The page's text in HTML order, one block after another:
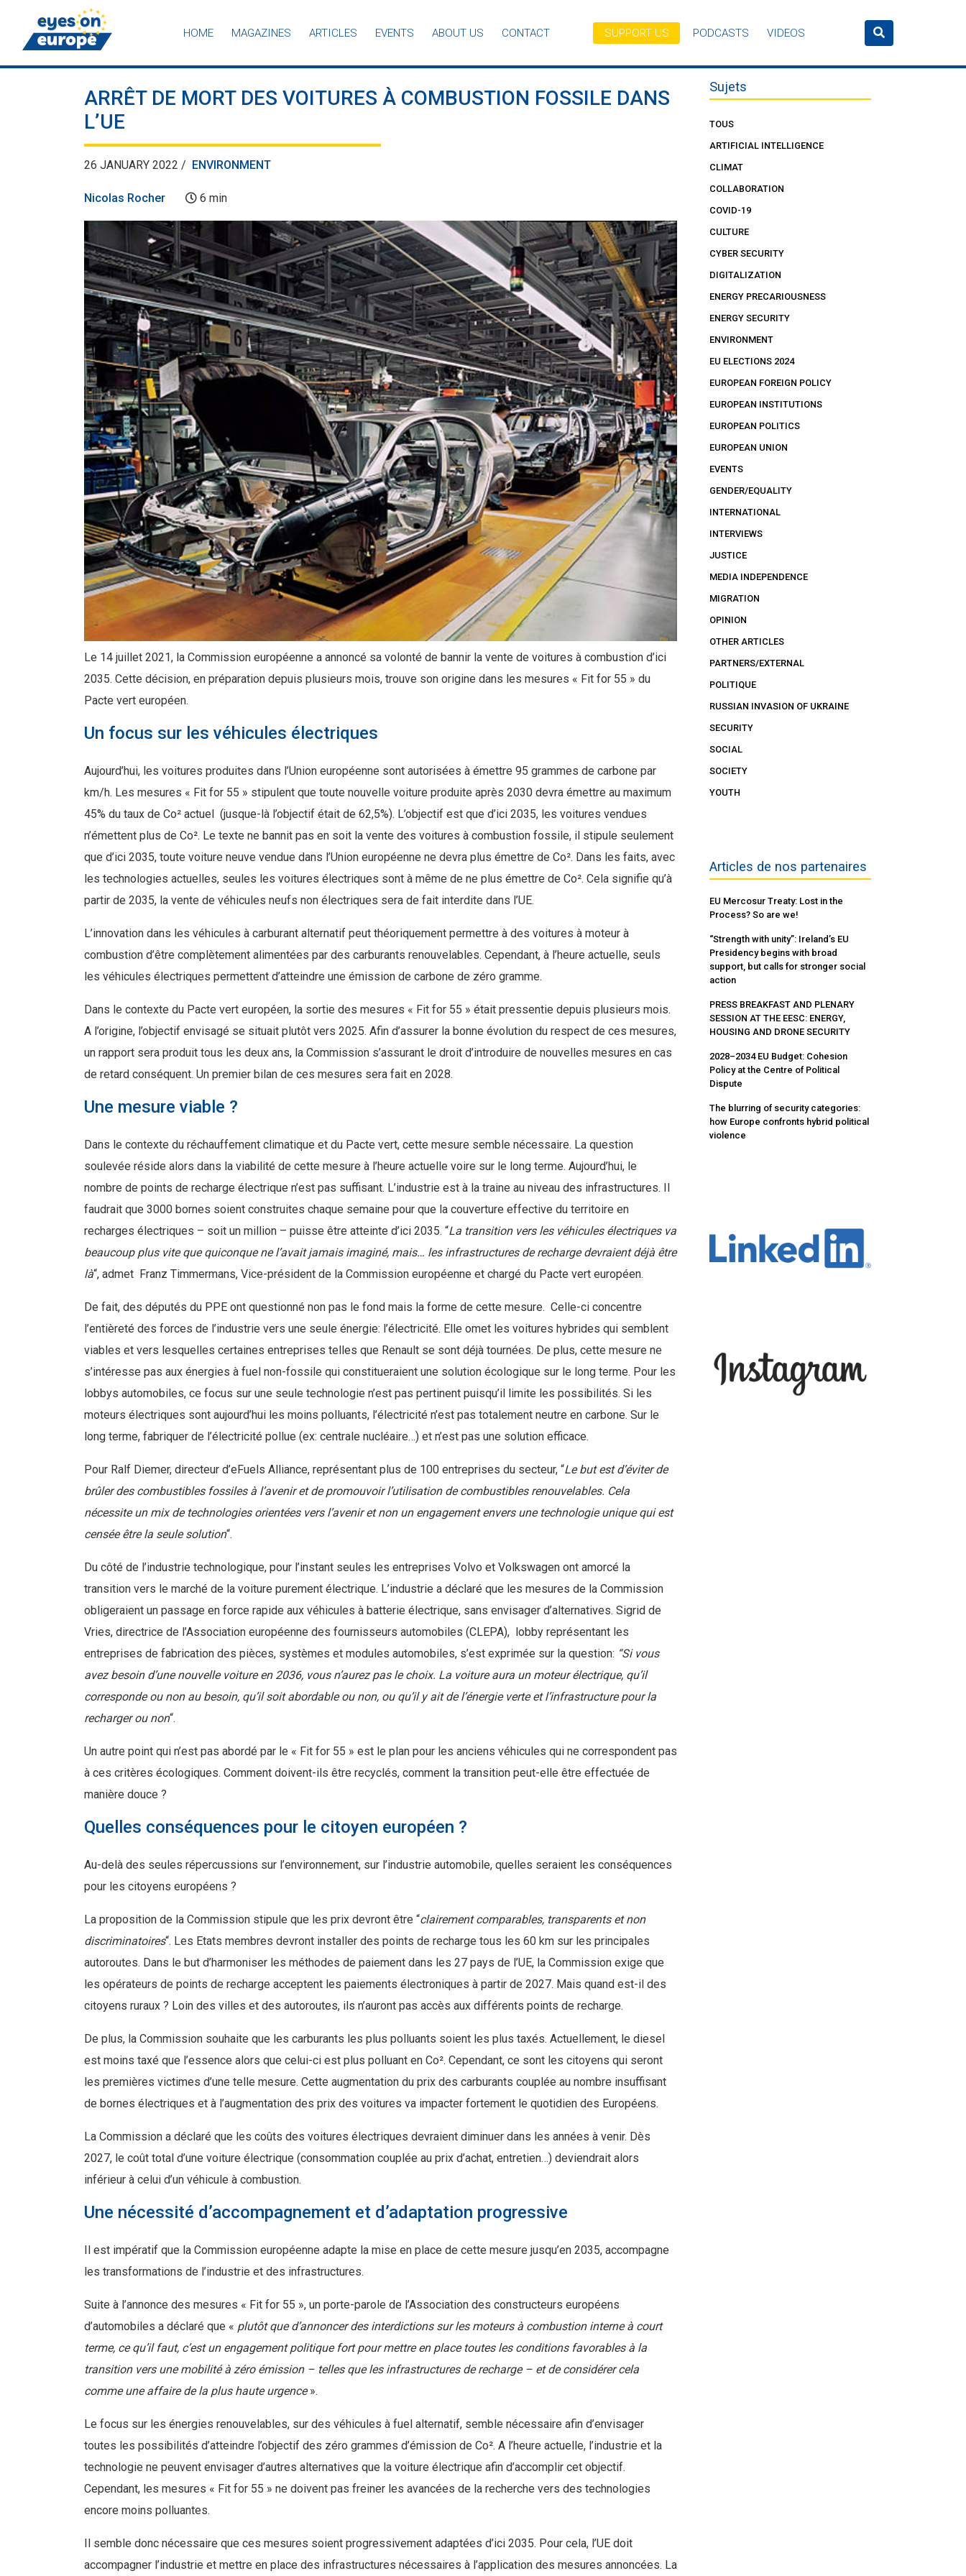
Eyes on Europe
HOME MAGAZINES ARTICLES EVENTS ABOUT US CONTACT SUPPORT US PODCASTS VIDEOS
ARRÊT DE MORT DES VOITURES À COMBUSTION FOSSILE DANS
L’UE
26 JANUARY 2022 / ENVIRONMENT
Nicolas Rocher 6 min
Le 14 juillet 2021, la Commission européenne a annoncé sa volonté de bannir la vente de voitures à combustion d’ici
2035. Cette décision, en préparation depuis plusieurs mois, trouve son origine dans les mesures « Fit for 55 » du
Pacte vert européen.
Un focus sur les véhicules électriques
Aujourd’hui, les voitures produites dans l’Union européenne sont autorisées à émettre 95 grammes de carbone par
km/h. Les mesures « Fit for 55 » stipulent que toute nouvelle voiture produite après 2030 devra émettre au maximum
45% du taux de Co² actuel (jusque-là l’objectif était de 62,5%). L’objectif est que d’ici 2035, les voitures vendues
n’émettent plus de Co². Le texte ne bannit pas en soit la vente des voitures à combustion fossile, il stipule seulement
que d’ici 2035, toute voiture neuve vendue dans l’Union européenne ne devra plus émettre de Co². Dans les faits, avec
les technologies actuelles, seules les voitures électriques sont à même de ne plus émettre de Co². Cela signifie qu’à
partir de 2035, la vente de véhicules neufs non électriques sera de fait interdite dans l’UE.
L’innovation dans les véhicules à carburant alternatif peut théoriquement permettre à des voitures à moteur à
combustion d’être complètement alimentées par des carburants renouvelables. Cependant, à l’heure actuelle, seuls
les véhicules électriques permettent d’atteindre une émission de carbone de zéro gramme.
Dans le contexte du Pacte vert européen, la sortie des mesures « Fit for 55 » était pressentie depuis plusieurs mois.
A l’origine, l’objectif envisagé se situait plutôt vers 2025. Afin d’assurer la bonne évolution du respect de ces mesures,
un rapport sera produit tous les deux ans, la Commission s’assurant le droit d’introduire de nouvelles mesures en cas
de retard conséquent. Un premier bilan de ces mesures sera fait en 2028.
Une mesure viable ?
Dans le contexte du réchauffement climatique et du Pacte vert, cette mesure semble nécessaire. La question
soulevée réside alors dans la viabilité de cette mesure à l’heure actuelle voire sur le long terme. Aujourd’hui, le
nombre de points de recharge électrique n’est pas suffisant. L’industrie est à la traine au niveau des infrastructures. Il
faudrait que 3000 bornes soient construites chaque semaine pour que la couverture effective du territoire en
recharges électriques – soit un million – puisse être atteinte d’ici 2035. “La transition vers les véhicules électriques va
beaucoup plus vite que quiconque ne l’avait jamais imaginé, mais… les infrastructures de recharge devraient déjà être
là“, admet Franz Timmermans, Vice-président de la Commission européenne et chargé du Pacte vert européen.
De fait, des députés du PPE ont questionné non pas le fond mais la forme de cette mesure. Celle-ci concentre
l’entièreté des forces de l’industrie vers une seule énergie: l’électricité. Elle omet les voitures hybrides qui semblent
viables et vers lesquelles certaines entreprises telles que Renault se sont déjà tournées. De plus, cette mesure ne
s’intéresse pas aux énergies à fuel non-fossile qui constitueraient une solution écologique sur le long terme. Pour les
lobbys automobiles, ce focus sur une seule technologie n’est pas pertinent puisqu’il limite les possibilités. Si les
moteurs électriques sont aujourd’hui les moins polluants, l’électricité n’est pas totalement neutre en carbone. Sur le
long terme, fabriquer de l’électricité pollue (ex: centrale nucléaire…) et n’est pas une solution efficace.
Pour Ralf Diemer, directeur d’eFuels Alliance, représentant plus de 100 entreprises du secteur, “Le but est d’éviter de
brûler des combustibles fossiles à l’avenir et de promouvoir l’utilisation de combustibles renouvelables. Cela
nécessite un mix de technologies orientées vers l’avenir et non un engagement envers une technologie unique qui est
censée être la seule solution“.
Du côté de l’industrie technologique, pour l’instant seules les entreprises Volvo et Volkswagen ont amorcé la
transition vers le marché de la voiture purement électrique. L’industrie a déclaré que les mesures de la Commission
obligeraient un passage en force rapide aux véhicules à batterie électrique, sans envisager d’alternatives. Sigrid de
Vries, directrice de l’Association européenne des fournisseurs automobiles (CLEPA), lobby représentant les
entreprises de fabrication des pièces, systèmes et modules automobiles, s’est exprimée sur la question: “Si vous
avez besoin d’une nouvelle voiture en 2036, vous n’aurez pas le choix. La voiture aura un moteur électrique, qu’il
corresponde ou non au besoin, qu’il soit abordable ou non, ou qu’il y ait de l’énergie verte et l’infrastructure pour la
recharger ou non“.
Un autre point qui n’est pas abordé par le « Fit for 55 » est le plan pour les anciens véhicules qui ne correspondent pas
à ces critères écologiques. Comment doivent-ils être recyclés, comment la transition peut-elle être effectuée de
manière douce ?
Quelles conséquences pour le citoyen européen ?
Au-delà des seules répercussions sur l’environnement, sur l’industrie automobile, quelles seraient les conséquences
pour les citoyens européens ?
La proposition de la Commission stipule que les prix devront être “clairement comparables, transparents et non
discriminatoires“. Les Etats membres devront installer des points de recharge tous les 60 km sur les principales
autoroutes. Dans le but d’harmoniser les méthodes de paiement dans les 27 pays de l’UE, la Commission exige que
les opérateurs de points de recharge acceptent les paiements électroniques à partir de 2027. Mais quand est-il des
citoyens ruraux ? Loin des villes et des autoroutes, ils n’auront pas accès aux différents points de recharge.
De plus, la Commission souhaite que les carburants les plus polluants soient les plus taxés. Actuellement, le diesel
est moins taxé que l’essence alors que celui-ci est plus polluant en Co². Cependant, ce sont les citoyens qui seront
les premières victimes d’une telle mesure. Cette augmentation du prix des carburants couplée au nombre insuffisant
de bornes électriques et à l’augmentation des prix des voitures va impacter fortement le quotidien des Européens.
La Commission a déclaré que les coûts des voitures électriques devraient diminuer dans les années à venir. Dès
2027, le coût total d’une voiture électrique (consommation couplée au prix d’achat, entretien…) deviendrait alors
inférieur à celui d’un véhicule à combustion.
Une nécessité d’accompagnement et d’adaptation progressive
Il est impératif que la Commission européenne adapte la mise en place de cette mesure jusqu’en 2035, accompagne
les transformations de l’industrie et des infrastructures.
Suite à l’annonce des mesures « Fit for 55 », un porte-parole de l’Association des constructeurs européens
d’automobiles a déclaré que « plutôt que d’annoncer des interdictions sur les moteurs à combustion interne à court
terme, ce qu’il faut, c’est un engagement politique fort pour mettre en place toutes les conditions favorables à la
transition vers une mobilité à zéro émission – telles que les infrastructures de recharge – et de considérer cela
comme une affaire de la plus haute urgence».
Le focus sur les énergies renouvelables, sur des véhicules à fuel alternatif, semble nécessaire afin d’envisager
toutes les possibilités d’atteindre l’objectif des zéro grammes d’émission de Co². A l’heure actuelle, l’industrie et la
technologie ne peuvent envisager d’autres alternatives que la voiture électrique afin d’accomplir cet objectif.
Cependant, les mesures « Fit for 55 » ne doivent pas freiner les avancées de la recherche vers des technologies
encore moins polluantes.
Il semble donc nécessaire que ces mesures soient progressivement adaptées d’ici 2035. Pour cela, l’UE doit
accompagner l’industrie et mettre en place des infrastructures nécessaires à l’application des mesures annoncées. La
Sujets
TOUS
ARTIFICIAL INTELLIGENCE
CLIMAT
COLLABORATION
COVID-19
CULTURE
CYBER SECURITY
DIGITALIZATION
ENERGY PRECARIOUSNESS
ENERGY SECURITY
ENVIRONMENT
EU ELECTIONS 2024
EUROPEAN FOREIGN POLICY
EUROPEAN INSTITUTIONS
EUROPEAN POLITICS
EUROPEAN UNION
EVENTS
GENDER/EQUALITY
INTERNATIONAL
INTERVIEWS
JUSTICE
MEDIA INDEPENDENCE
MIGRATION
OPINION
OTHER ARTICLES
PARTNERS/EXTERNAL
POLITIQUE
RUSSIAN INVASION OF UKRAINE
SECURITY
SOCIAL
SOCIETY
YOUTH
Articles de nos partenaires
EU Mercosur Treaty: Lost in the
Process? So are we!
“Strength with unity”: Ireland’s EU
Presidency begins with broad
support, but calls for stronger social
action
PRESS BREAKFAST AND PLENARY
SESSION AT THE EESC: ENERGY,
HOUSING AND DRONE SECURITY
2028–2034 EU Budget: Cohesion
Policy at the Centre of Political
Dispute
The blurring of security categories:
how Europe confronts hybrid political
violence